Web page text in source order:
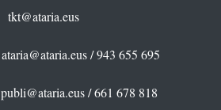
tkt@ataria.eus
ataria@ataria.eus/ 943 655 695
publi@ataria.eus/ 661 678 818